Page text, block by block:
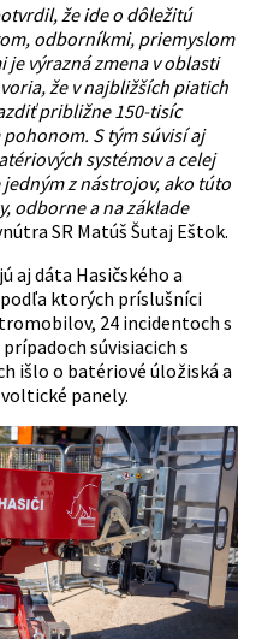
že ide o dôležitú
odborníkmi, priemyslom
výrazná zmena v oblasti
že v najbližších piatich
približne 150-tisíc
S tým súvisí aj
systémov a celej
jedným z nástrojov, ako túto
odborne a na základe
SR Matúš Šutaj Eštok.
dáta Hasičského a
ktorých príslušníci
24 incidentoch s
súvisiacich s
išlo o batériové úložiská a
panely.